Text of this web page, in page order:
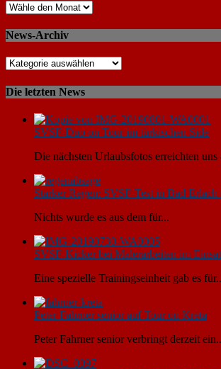
News-Archiv
Die letzten News
SVSF-Duo on Tour im türkischen Side
Die nächsten Urlaubsfotos erreichten uns
Starker Regen: SVSF-Test in Bad Erlach
Nichts wurde es aus dem für...
SVSF-Kicker bei Malerarbeiten im
Eine spezielle Trainingseinheit gab es
Peter Fahrner senior auf Tour on Kreta
Peter Fahrner senior verbringt derzeit